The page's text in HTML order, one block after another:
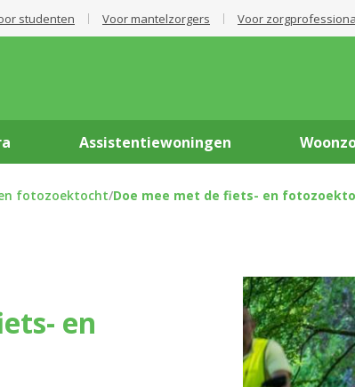
studenten Voor mantelzorgers Voor
Assistentiewoningen
fotozoektocht/Doe mee met de fiets- en
en